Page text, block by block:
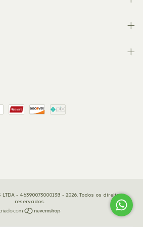
- 46390073000138 - 2026. Todos os direitos
reservados.